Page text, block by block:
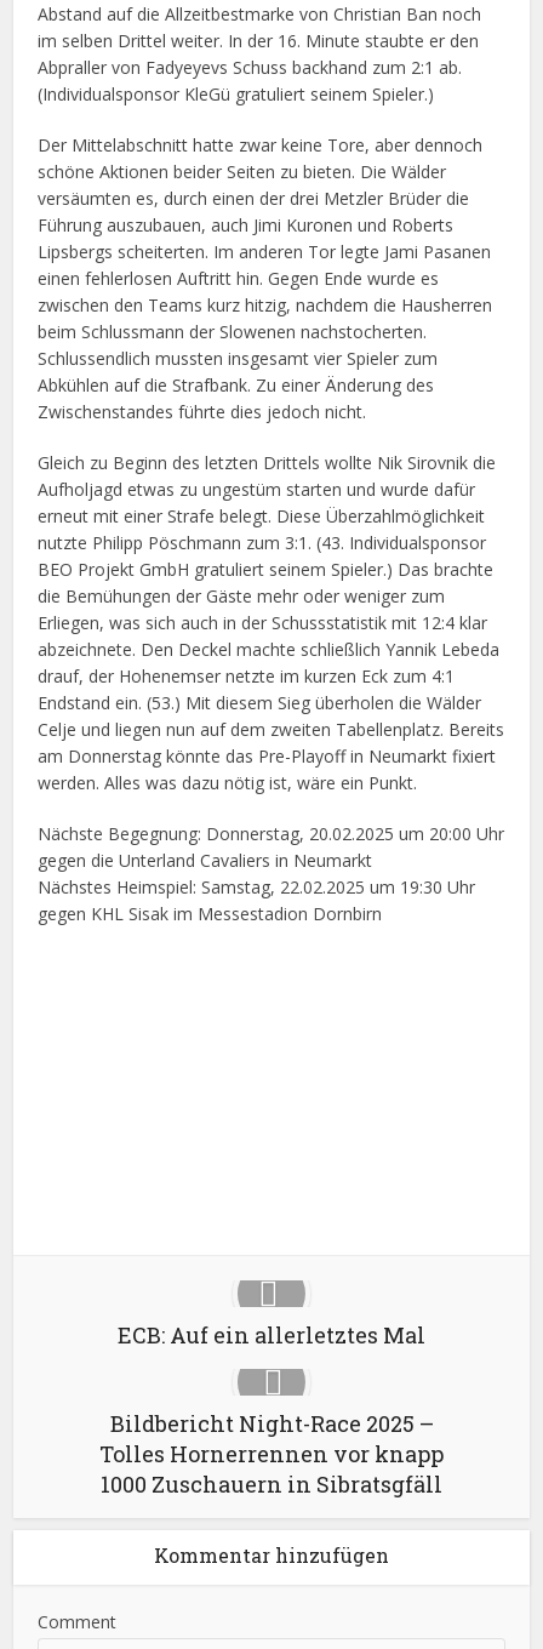
Abstand auf die Allzeitbestmarke von Christian Ban noch
im selben Drittel weiter. In der 16. Minute staubte er den
Abpraller von Fadyeyevs Schuss backhand zum 2:1 ab.
(Individualsponsor KleGü gratuliert seinem Spieler.)
Der Mittelabschnitt hatte zwar keine Tore, aber dennoch
schöne Aktionen beider Seiten zu bieten. Die Wälder
versäumten es, durch einen der drei Metzler Brüder die
Führung auszubauen, auch Jimi Kuronen und Roberts
Lipsbergs scheiterten. Im anderen Tor legte Jami Pasanen
einen fehlerlosen Auftritt hin. Gegen Ende wurde es
zwischen den Teams kurz hitzig, nachdem die Hausherren
beim Schlussmann der Slowenen nachstocherten.
Schlussendlich mussten insgesamt vier Spieler zum
Abkühlen auf die Strafbank. Zu einer Änderung des
Zwischenstandes führte dies jedoch nicht.
Gleich zu Beginn des letzten Drittels wollte Nik Sirovnik die
Aufholjagd etwas zu ungestüm starten und wurde dafür
erneut mit einer Strafe belegt. Diese Überzahlmöglichkeit
nutzte Philipp Pöschmann zum 3:1. (43. Individualsponsor
BEO Projekt GmbH gratuliert seinem Spieler.) Das brachte
die Bemühungen der Gäste mehr oder weniger zum
Erliegen, was sich auch in der Schussstatistik mit 12:4 klar
abzeichnete. Den Deckel machte schließlich Yannik Lebeda
drauf, der Hohenemser netzte im kurzen Eck zum 4:1
Endstand ein. (53.) Mit diesem Sieg überholen die Wälder
Celje und liegen nun auf dem zweiten Tabellenplatz. Bereits
am Donnerstag könnte das Pre-Playoff in Neumarkt fixiert
werden. Alles was dazu nötig ist, wäre ein Punkt.
Nächste Begegnung: Donnerstag, 20.02.2025 um 20:00 Uhr
gegen die Unterland Cavaliers in Neumarkt
Nächstes Heimspiel: Samstag, 22.02.2025 um 19:30 Uhr
gegen KHL Sisak im Messestadion Dornbirn
ECB: Auf ein allerletztes Mal
Bildbericht Night-Race 2025 –
Tolles Hornerrennen vor knapp
1000 Zuschauern in Sibratsgfäll
Kommentar hinzufügen
Comment